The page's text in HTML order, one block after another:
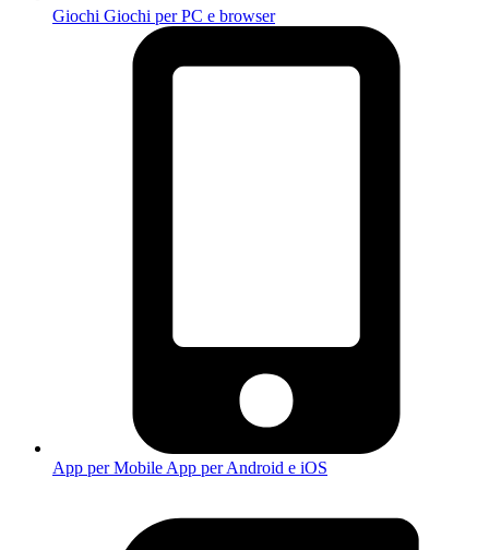
Giochi Giochi per PC e browser
App per Mobile App per Android e iOS